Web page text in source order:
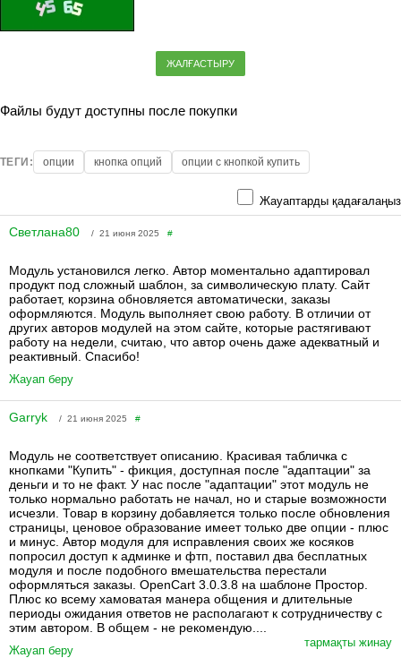
ЖАЛҒАСТЫРУ
Файлы будут доступны после покупки
ТЕГИ: опции кнопка опций опции с кнопкой купить
Жауаптарды қадағалаңыз
Светлана80 / 21 июня 2025 #
Модуль установился легко. Автор моментально адаптировал
продукт под сложный шаблон, за символическую плату. Сайт
работает, корзина обновляется автоматически, заказы
оформляются. Модуль выполняет свою работу. В отличии от
других авторов модулей на этом сайте, которые растягивают
работу на недели, считаю, что автор очень даже адекватный и
реактивный. Спасибо!
Жауап беру
Garryk / 21 июня 2025 #
Модуль не соответствует описанию. Красивая табличка с
кнопками "Купить" - фикция, доступная после "адаптации" за
деньги и то не факт. У нас после "адаптации" этот модуль не
только нормально работать не начал, но и старые возможности
исчезли. Товар в корзину добавляется только после обновления
страницы, ценовое образование имеет только две опции - плюс
и минус. Автор модуля для исправления своих же косяков
попросил доступ к админке и фтп, поставил два бесплатных
модуля и после подобного вмешательства перестали
оформляться заказы. OpenCart 3.0.3.8 на шаблоне Простор.
Плюс ко всему хамоватая манера общения и длительные
периоды ожидания ответов не располагают к сотрудничеству с
этим автором. В общем - не рекомендую....
Жауап беру
тармақты жинау